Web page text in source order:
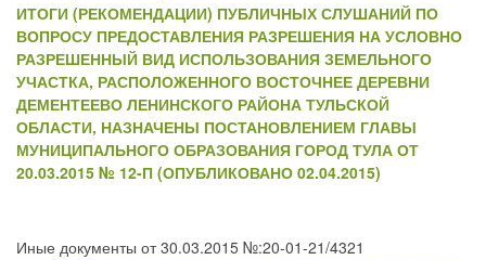
ИТОГИ (РЕКОМЕНДАЦИИ) ПУБЛИЧНЫХ СЛУШАНИЙ ПО
ВОПРОСУ ПРЕДОСТАВЛЕНИЯ РАЗРЕШЕНИЯ НА УСЛОВНО
РАЗРЕШЕННЫЙ ВИД ИСПОЛЬЗОВАНИЯ ЗЕМЕЛЬНОГО
УЧАСТКА, РАСПОЛОЖЕННОГО ВОСТОЧНЕЕ ДЕРЕВНИ
ДЕМЕНТЕЕВО ЛЕНИНСКОГО РАЙОНА ТУЛЬСКОЙ
ОБЛАСТИ, НАЗНАЧЕНЫ ПОСТАНОВЛЕНИЕМ ГЛАВЫ
МУНИЦИПАЛЬНОГО ОБРАЗОВАНИЯ ГОРОД ТУЛА ОТ
20.03.2015 № 12-П (ОПУБЛИКОВАНО 02.04.2015)
Иные документы от 30.03.2015 №:20-01-21/4321